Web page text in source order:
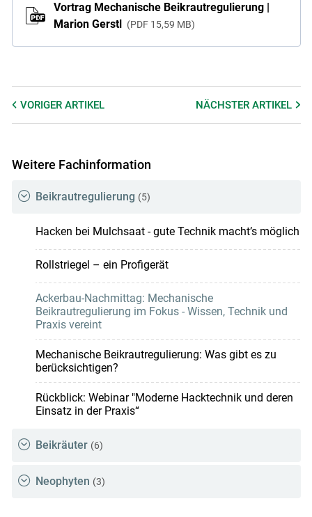
Vortrag Mechanische Beikrautregulierung |
Marion Gerstl
PDF 15,59 MB
VORIGER ARTIKEL NÄCHSTERARTIKEL
Weitere Fachinformation
Beikrautregulierung (5)
Hacken bei Mulchsaat - gute Technik macht’s möglich
Rollstriegel – ein Profigerät
Ackerbau-Nachmittag: Mechanische
Beikrautregulierung im Fokus - Wissen, Technik und
Praxis vereint
Mechanische Beikrautregulierung: Was gibt es zu
berücksichtigen?
Rückblick: Webinar "Moderne Hacktechnik und deren
Einsatz in der Praxis“
Beikräuter (6)
Neophyten (3)